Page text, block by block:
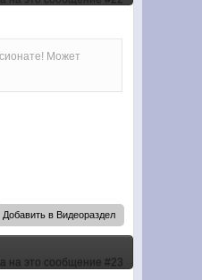
Может
Добавить в Видеораздел